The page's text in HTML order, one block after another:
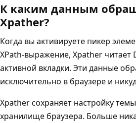
К каким данным
Xpather?
Когда вы активируете пикер
XPath-выражение, Xpather читает
активной вкладки. Эти данные
исключительно в браузере и
Xpather сохраняет настройку
хранилище браузера. Больше